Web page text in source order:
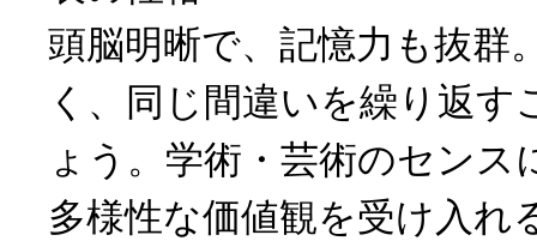
頭脳明晰で、記憶力も抜群
く、同じ間違いを繰り返
ょう。学術・芸術のセンス
多様性な価値観を受け入れ